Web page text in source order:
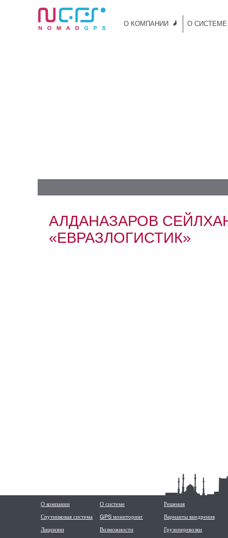
О КОМПАНИИ О СИСТЕМЕ
АЛДАНАЗАРОВ
«ЕВРАЗЛОГИСТИК»
О компании
Спутниковая система
Лицензии
О системе
GPS мониторинг
Возможности
Решения
Варианты внедрения
Грузоперевозки